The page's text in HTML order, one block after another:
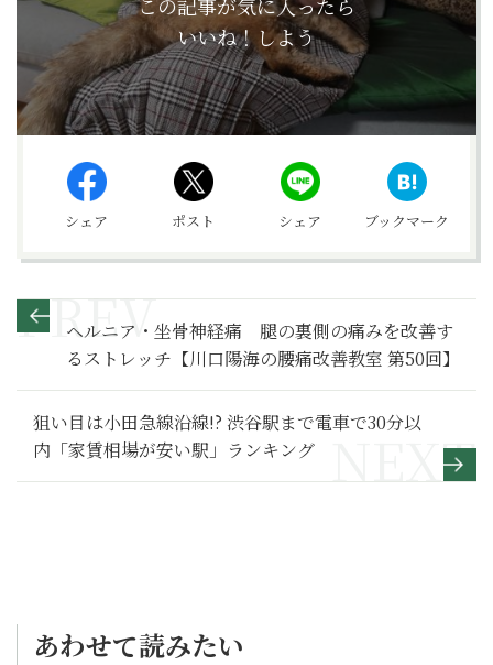
いいね！しよう
シェア ポスト シェア ブックマーク
ヘルニア・坐骨神経痛 腿の裏側の痛みを改善す
るストレッチ【川口陽海の腰痛改善教室 第50回】
狙い目は小田急線沿線!? 渋谷駅まで電車で30分以
内「家賃相場が安い駅」ランキング
あわせて読みたい